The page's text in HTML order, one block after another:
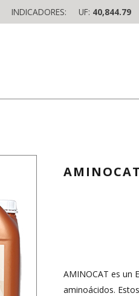
INDICADORES: UF: 40,844.79
AMINOCAT
AMINOCAT es un
aminoácidos.